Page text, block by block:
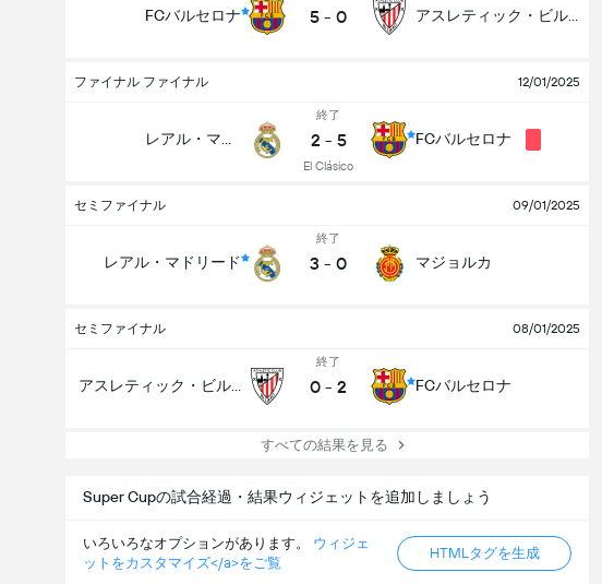
FCバルセロナ 5 - 0
ファイナル ファイナル 12/01/2025
終了
2 - 5
El Clásico
FCバルセロナ
セミファイナル 09/01/2025
レアル・マドリード
終了
3 - 0 マジョルカ
セミファイナル 08/01/2025
終了
0 - 2 FCバルセロナ
すべての結果を見る
Super Cupの試合経過・結果ウィジェットを追加しましょう
いろいろなオプションがあります。
ウィジェ
ットをカスタマイズ</a>をご覧
HTMLタグを生成